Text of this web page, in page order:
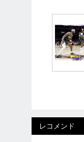
レコメンド